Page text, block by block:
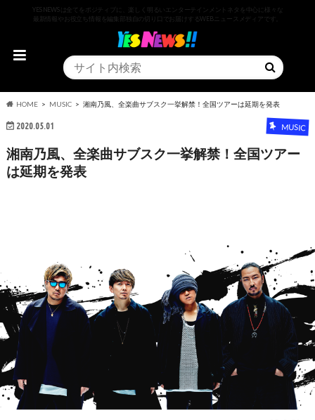
YESNEWSは全てをポジティブに、楽しく明るいエンターテインメントネタを中心に様々な
最新情報やお役立ち情報を編集部独自の切り口でお届けするWEBニュースメディアです。
HOME MUSIC 湘南乃風、全楽曲サブスク一挙解禁！全国ツアーは延期を発表
2020.05.01 MUSIC
湘南乃風、全楽曲サブスク一挙解禁！全国ツアー
は延期を発表